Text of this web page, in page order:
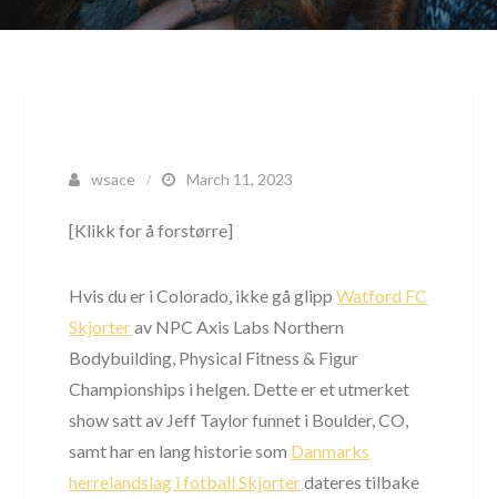
wsace March 11, 2023
[Klikk for å forstørre]
Hvis du er i Colorado, ikke gå glippWatford FC
Skjorterav NPC Axis Labs Northern
Bodybuilding, Physical Fitness & Figur
Championships i helgen. Dette er et utmerket
show satt av Jeff Taylor funnet i Boulder, CO,
samt har en lang historie som Danmarks
herrelandslag i fotball Skjorterdateres tilbake